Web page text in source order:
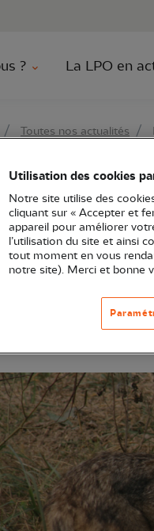
? La LPO en
Toutes nos actualités
est
France
Connaissance
Utilisation des cookies
Notre site utilise des
cliquant sur « Accepter et
appareil pour améliorer
l’utilisation du site et ainsi
tout moment en vous
notre site). Merci et bonne